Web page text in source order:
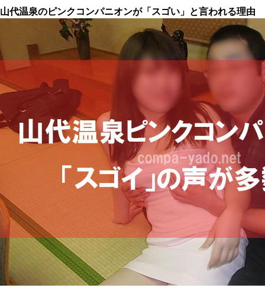
山代温泉のピンクコンパニオンが「スゴい」と言われる理由